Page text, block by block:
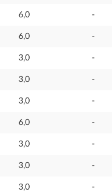
6,0 -
6,0 -
3,0 -
3,0 -
3,0 -
6,0 -
3,0 -
3,0 -
3,0 -